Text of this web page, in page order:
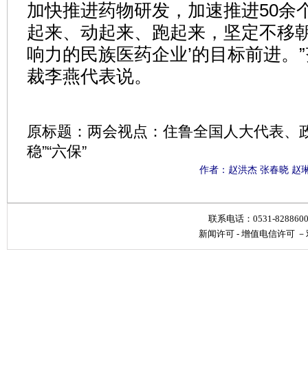
加快推进药物研发，加速推进50余
起来、动起来、跑起来，坚定不移
响力的民族医药企业’的目标前进。
裁李燕代表说。
原标题：两会视点：住鲁全国人大代表、
稳”“六保”
作者：赵洪杰 张春晓 赵
联系电话：0531-
新闻许可- 增值电信许可－